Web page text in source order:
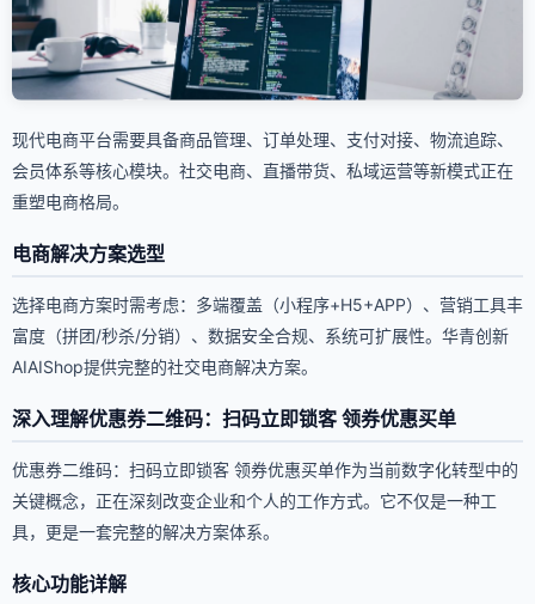
现代电商平台需要具备商品管理、订单处理、支付对接、物流追踪、
会员体系等核心模块。社交电商、直播带货、私域运营等新模式正在
重塑电商格局。
电商解决方案选型
选择电商方案时需考虑：多端覆盖（小程序+H5+APP）、营销工具丰
富度（拼团/秒杀/分销）、数据安全合规、系统可扩展性。华青创新
AIAIShop提供完整的社交电商解决方案。
深入理解优惠券二维码：扫码立即锁客 领券优惠买单
优惠券二维码：扫码立即锁客 领券优惠买单作为当前数字化转型中的
关键概念，正在深刻改变企业和个人的工作方式。它不仅是一种工
具，更是一套完整的解决方案体系。
核心功能详解